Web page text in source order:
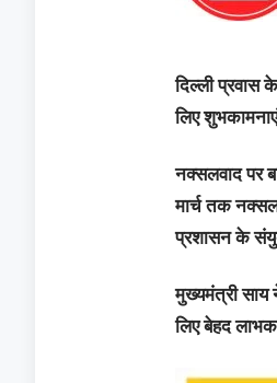
दिल्ली प्रवास
लिए
नक्सलवाद पर
मार्च तक
प्रशासन के
मुख्यमंत्री
लिए बेहद